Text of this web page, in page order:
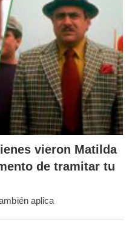
vieron Matilda
de tramitar tu
aplica